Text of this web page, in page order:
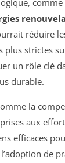
comme
réduire
plus strictes
un rôle clé
durable.
la
aux
efficaces
de